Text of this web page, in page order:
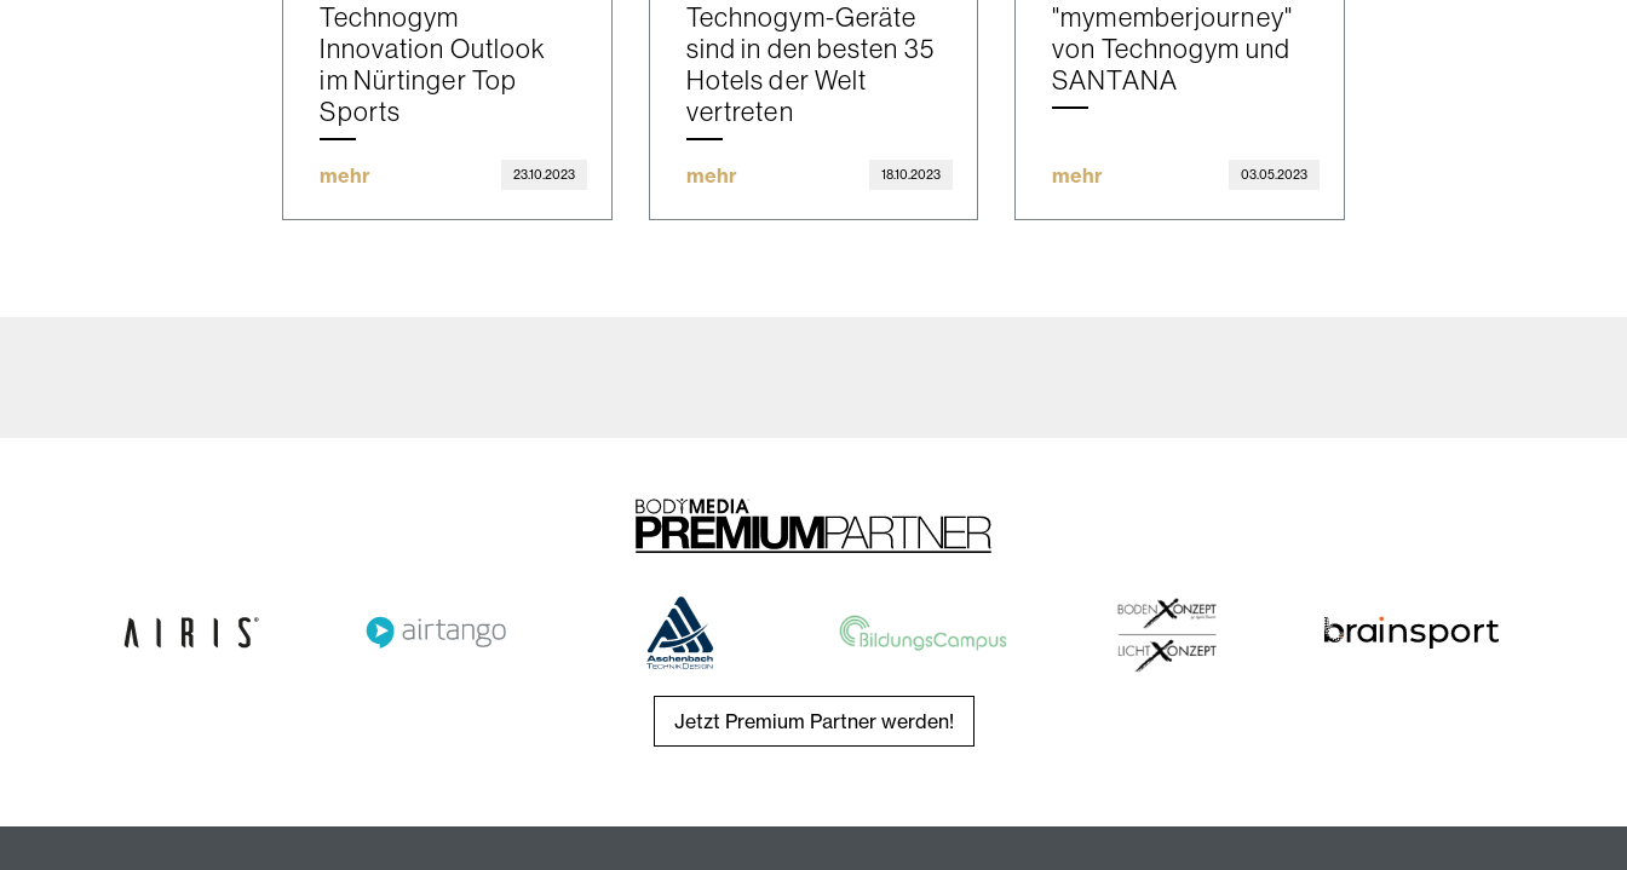
Technogym
Innovation Outlook
im Nürtinger Top
Sports
mehr 23.10.2023
Technogym-Geräte
sind in den besten 35
Hotels der Welt
vertreten
mehr 18.10.2023
"mymemberjourney"
von Technogym und
SANTANA
mehr 03.05.2023
Jetzt Premium Partner werden!